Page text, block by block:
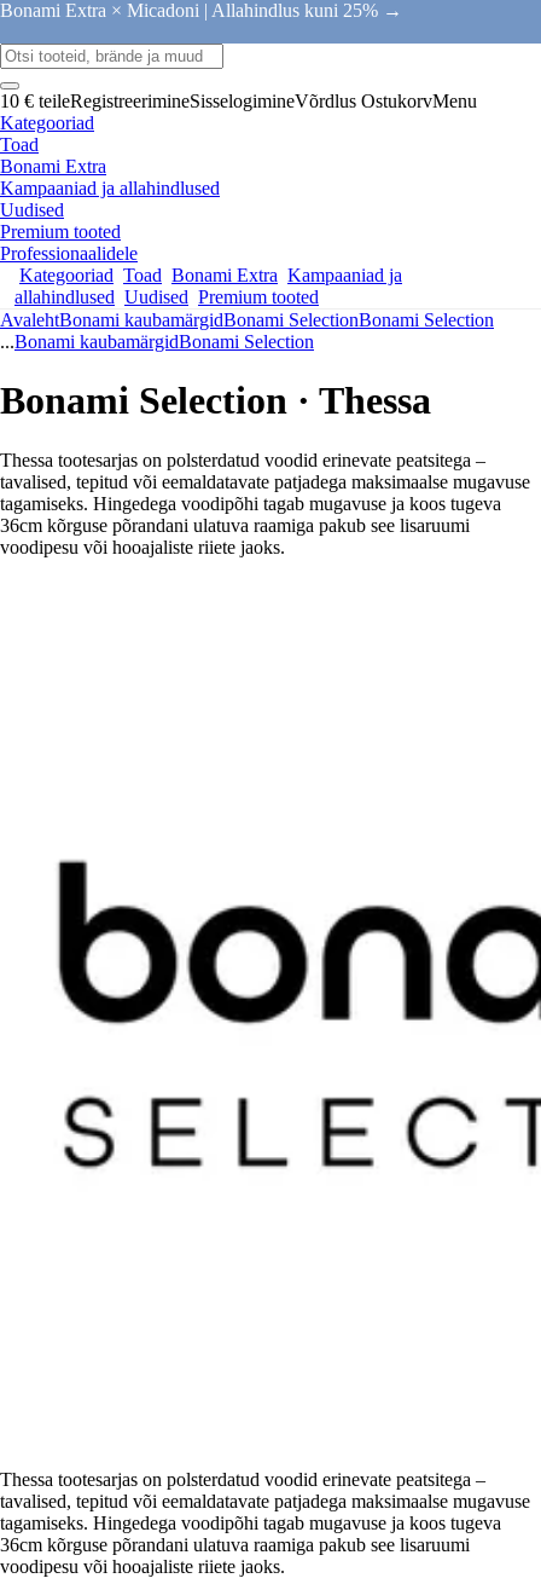
Bonami Extra × Micadoni | Allahindlus kuni 25% →
10 € teileRegistreerimineSisselogimineVõrdlus OstukorvMenu
Kategooriad
Toad
Bonami Extra
Kampaaniad ja allahindlused
Uudised
Premium tooted
Professionaalidele
Kategooriad Toad Bonami Extra Kampaaniad ja
allahindlused Uudised Premium tooted
AvalehtBonami kaubamärgidBonami SelectionBonami Selection
...Bonami kaubamärgidBonami Selection
Bonami Selection · Thessa
Thessa tootesarjas on polsterdatud voodid erinevate peatsitega –
tavalised, tepitud või eemaldatavate patjadega maksimaalse mugavuse
tagamiseks. Hingedega voodipõhi tagab mugavuse ja koos tugeva
36cm kõrguse põrandani ulatuva raamiga pakub see lisaruumi
voodipesu või hooajaliste riiete jaoks.
Thessa tootesarjas on polsterdatud voodid erinevate peatsitega –
tavalised, tepitud või eemaldatavate patjadega maksimaalse mugavuse
tagamiseks. Hingedega voodipõhi tagab mugavuse ja koos tugeva
36cm kõrguse põrandani ulatuva raamiga pakub see lisaruumi
voodipesu või hooajaliste riiete jaoks.